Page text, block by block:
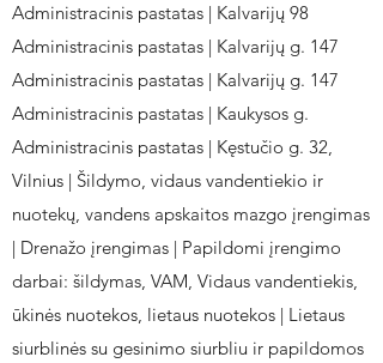
Administracinis pastatas | Kalvarijų 98
Administracinis pastatas | Kalvarijų g. 147
Administracinis pastatas | Kalvarijų g. 147
Administracinis pastatas | Kaukysos g.
Administracinis pastatas | Kęstučio g. 32,
Vilnius | Šildymo, vidaus vandentiekio ir
nuotekų, vandens apskaitos mazgo įrengimas
| Drenažo įrengimas | Papildomi įrengimo
darbai: šildymas, VAM, Vidaus vandentiekis,
ūkinės nuotekos, lietaus nuotekos | Lietaus
siurblinės su gesinimo siurbliu ir papildomos